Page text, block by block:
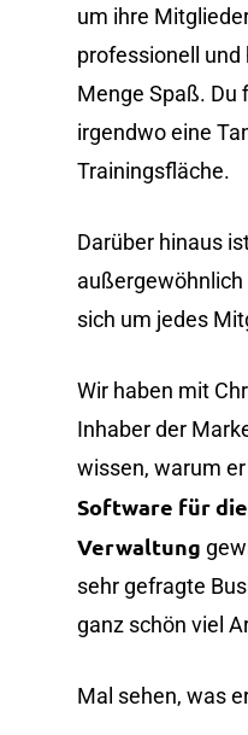
um ihre
professionell und
Menge Spaß. Du
irgendwo eine
Trainingsfläche.
Darüber hinaus
sich um jedes
Wir haben mit
Inhaber der
wissen, warum
Software für
Verwaltung
sehr gefragte
ganz schön viel
Mal sehen, was